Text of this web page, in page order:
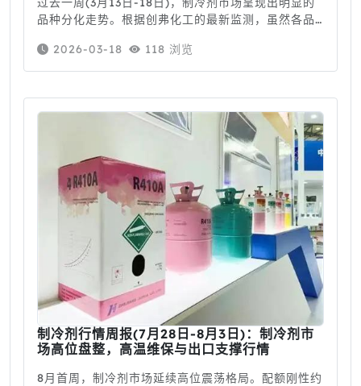
品种分化走势。根据创弗化工的最新监测，虽然各品
凝聚。R125：缺货逻辑下的领涨者本周最引人注目的
是R125。因货源持续紧缺，市场供应出现明显缺口，
2026-03-18 118 浏览
制冷剂行情周报(7月28日-8月3日)：制冷剂市
场高位盘整，高温维保与出口支撑行情
8月首周，制冷剂市场延续高位震荡格局。配额刚性约